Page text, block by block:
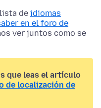
de idiomas
en el foro de
ver juntos como se
que leas el artículo
de localización de